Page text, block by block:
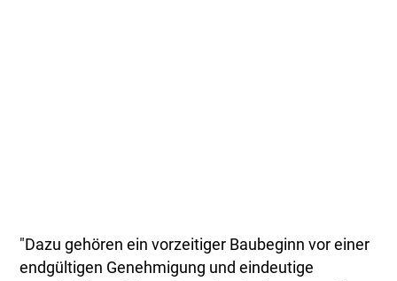
"Dazu gehören ein vorzeitiger Baubeginn vor einer
endgültigen Genehmigung und eindeutige